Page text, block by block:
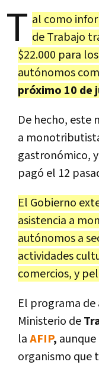
T al como
de Trabajo
$22.000 para
autónomos
próximo 10 de
De hecho, este
a
gastronómico,
pagó el 12
El Gobierno
asistencia a
autónomos a
actividades
comercios, y
El programa
Ministerio de
laAFIP,
organismo que